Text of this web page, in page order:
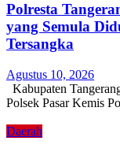
Polresta
yang Semula
Tersangka
Agustus 10, 2026
Kabupaten
Polsek Pasar Kemis
Daerah